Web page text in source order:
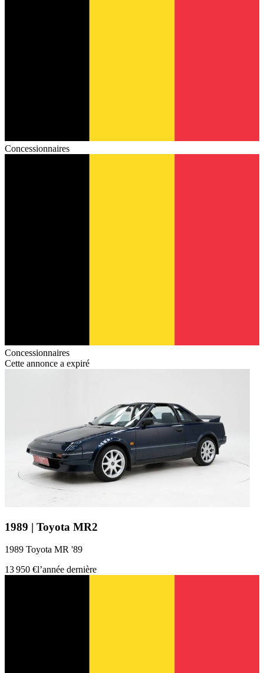
Concessionnaires
Concessionnaires
Cette annonce a expiré
1989 | Toyota MR2
1989 Toyota MR '89
13 950 €l’année dernière